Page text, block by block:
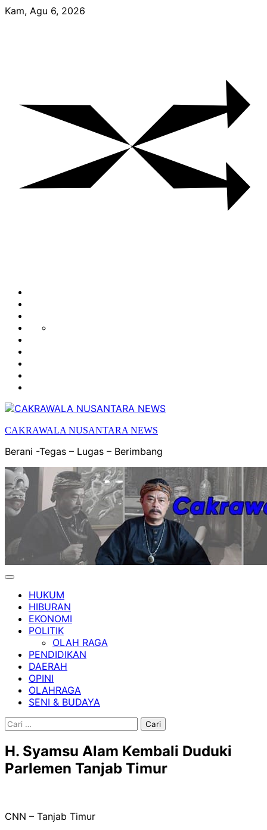
Skip
Kam, Agu 6, 2026
POLITIK
BUDAYA
CAKRAWALA NUSANTARA NEWS
Berani -Tegas – Lugas – Berimbang
HUKUM
HIBURAN
EKONOMI
POLITIK
OLAH RAGA
PENDIDIKAN
DAERAH
OPINI
OLAHRAGA
SENI & BUDAYA
Cari
H. Syamsu Alam Kembali Duduki
Parlemen Tanjab Timur
CNN – Tanjab Timur